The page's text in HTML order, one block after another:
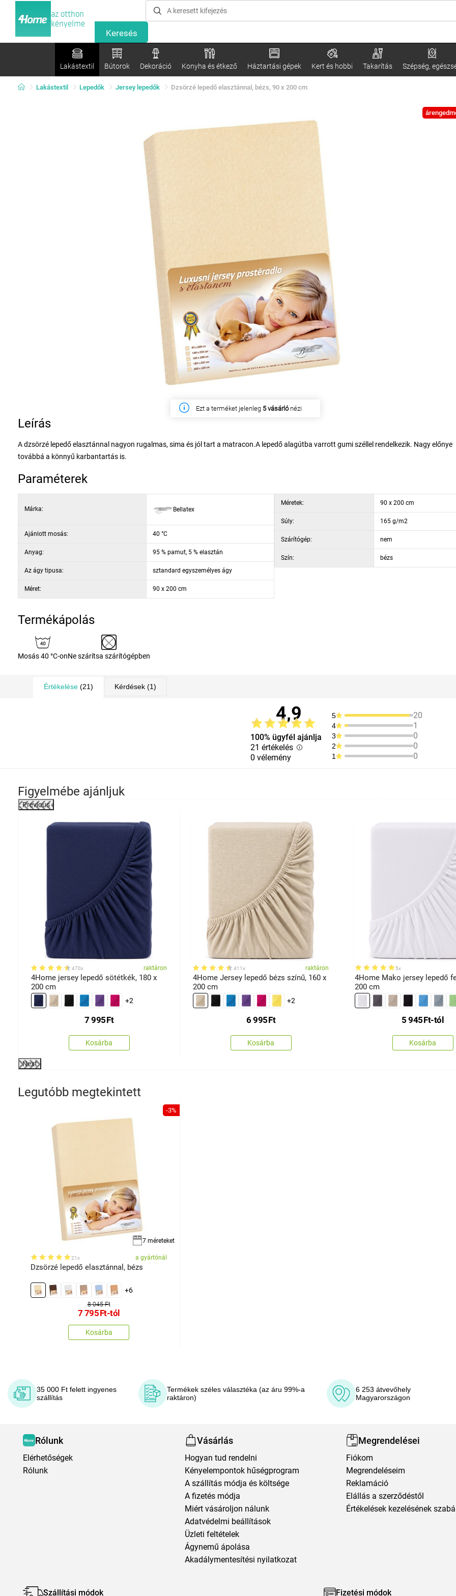
az otthon
kényelme
Lakástextil Bútorok Dekoráció Konyha és étkező Háztartási gépek Kert és hobbi Takarítás Szépség,
Lakástextil Lepedők Jersey lepedők Dzsörzé lepedő elasztánnal, bézs, 90 x 200 cm
Ezen a héten14 ügyfélvásárolta meg
Leírás
A dzsörzé lepedő elasztánnal nagyon rugalmas, sima és jól tart a matracon.A lepedő alagútba varrott gumi széllel rendelkezik. Nagy előnye
továbbá a könnyű karbantartás is.
Paraméterek
Márka: Bellatex
Ajánlott mosás: 40 °C
Anyag: 95 % pamut, 5 % elasztán
Az ágy tipusa: sztandard egyszemélyes ágy
Méret: 90 x 200 cm
Méretek: 90 x 200 cm
Súly: 165 g/m2
Szárítógép: nem
Szín: bézs
Termékápolás
Mosás 40 °C-onNe szárítsa szárítógépben
Értékelése (21) Kérdések (1)
4,9
100% ügyfél ajánlja
21 értékelés
0 vélemény
5 20
4 1
3 0
2 0
1 0
Figyelmébe ajánljuk
Previous
470x raktáron
4Home jersey lepedő sötétkék, 180 x
200 cm
+2
7 995Ft
Kosárba
411x raktáron
4Home Jersey lepedő bézs színű, 160 x
200 cm
+2
6 995Ft
Kosárba
5x
4Home Mako jersey lepedő
200 cm
5 945Ft-tól
Kosárba
Next
Legutóbb megtekintett
-3%
7 méreteket
21x a gyártónál
Dzsörzé lepedő elasztánnal, bézs
+6
8 045 Ft
7 795Ft-tól
Kosárba
35 000 Ft felett ingyenes
szállítás
Termékek széles választéka (az áru 99%-a
raktáron)
6 253 átvevőhely
Magyarországon
Rólunk
Elérhetőségek
Rólunk
Vásárlás
Hogyan tud rendelni
Kényelempontok hűségprogram
A szállítás módja és költsége
A fizetés módja
Miért vásároljon nálunk
Adatvédelmi beállítások
Üzleti feltételek
Ágynemű ápolása
Akadálymentesítési nyilatkozat
Megrendelései
Fiókom
Megrendeléseim
Reklamáció
Elállás a szerződéstől
Értékelések kezelésének
Szállítási módok Fizetési módok